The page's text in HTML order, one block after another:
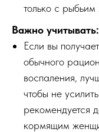
только с рыбьим
Важно учитывать:
Если вы
обычного
воспаления,
чтобы не
рекомендуется
кормящим